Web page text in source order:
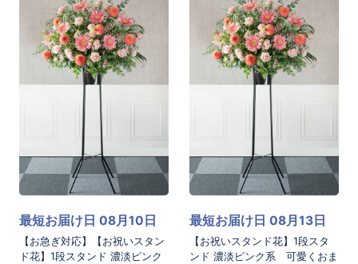
【お急ぎ対応】【お祝いスタン
ド花】1段スタンド 濃淡ピンク
最短お届け日 08月10日
【お祝いスタンド花】1段スタ
ンド 濃淡ピンク系 可愛くおま
最短お届け日 08月13日
お買い物を続ける カートへ進む
お買い物を続ける カートへ進む